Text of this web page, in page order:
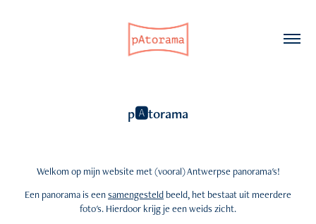
p🅰️torama
Welkom op mijn website met (vooral) Antwerpse panorama's!
Een panorama is eensamengesteld beeld, het bestaat uit meerdere
foto's. Hierdoor krijg je een weids zicht.